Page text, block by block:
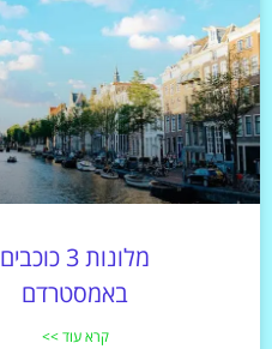
מלונות 3 כוכבים
באמסטרדם
קרא עוד >>